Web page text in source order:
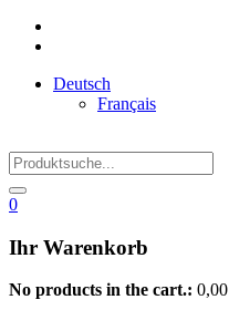
Deutsch
Français
0
Ihr Warenkorb
No products in the cart.: 0,00